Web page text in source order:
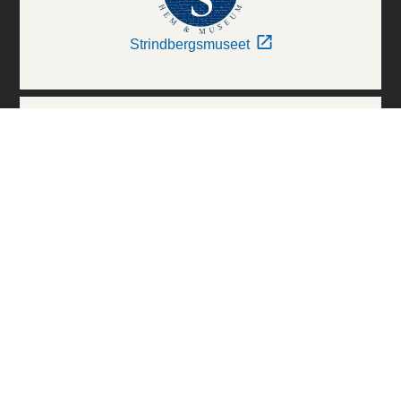
Strindbergsmuseet